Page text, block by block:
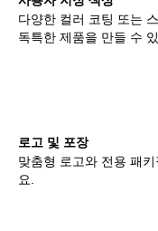
다양한 컬러 코팅 또는
독특한 제품을 만들 수
로고 및 포장
맞춤형 로고와 전용 패
요.